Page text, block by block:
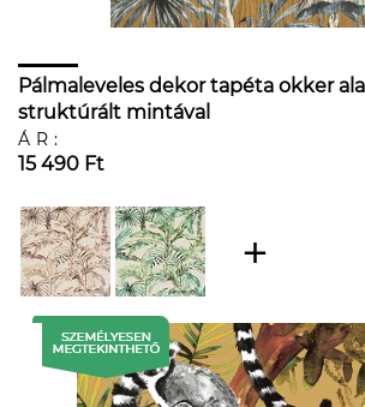
Pálmaleveles dekor tapéta okker
struktúrált mintával
ÁR:
15 490 Ft